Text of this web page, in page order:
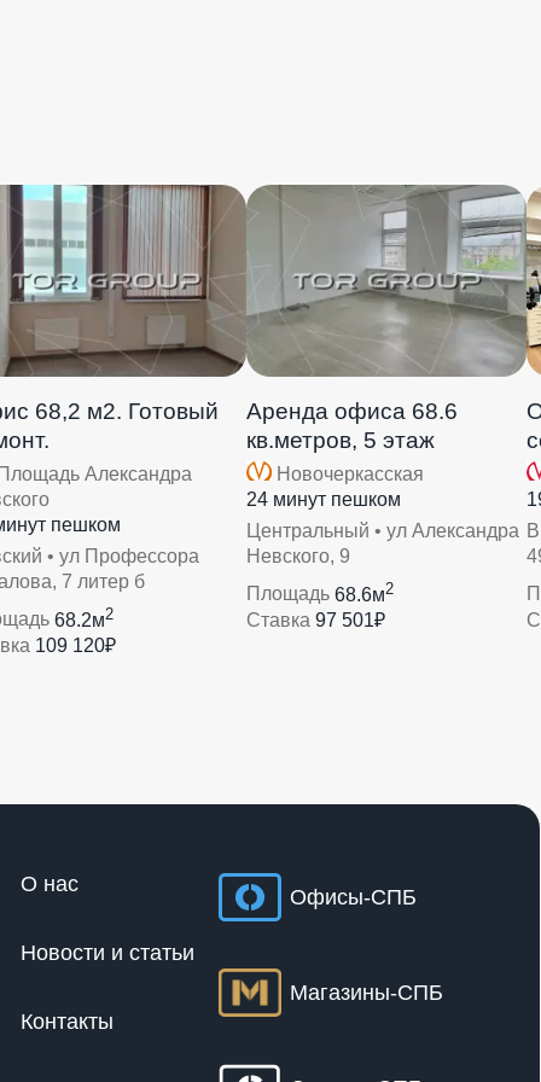
68,2 м2. Готовый
Площадь Александра
пешком
• ул Профессора
7 литер б
68.2м2
109 120₽
Аренда офиса 68.6
кв.метров, 5 этаж
Новочеркасская
24 минут пешком
Центральный • ул Александра
Невского, 9
Площадь 68.6м2
Ставка 97 501₽
О нас
Новости и статьи
Контакты
Офисы-СПБ
Магазины-СПБ